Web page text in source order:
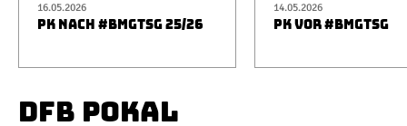
16.05.2026
PK NACH #BMGTSG 25/26
14.05.2026
PK VOR #BMGTSG
DFB POKAL